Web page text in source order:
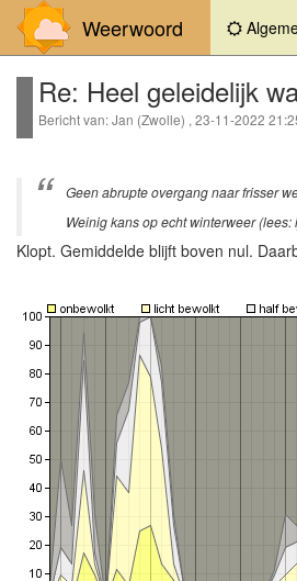
Weerwoord
Re: Heel geleidelijk
Bericht van: Jan (Zwolle) , 23-11-2022
Geen abrupte overgang naar frisser
Weinig kans op echt winterweer
Klopt. Gemiddelde blijft boven nul.